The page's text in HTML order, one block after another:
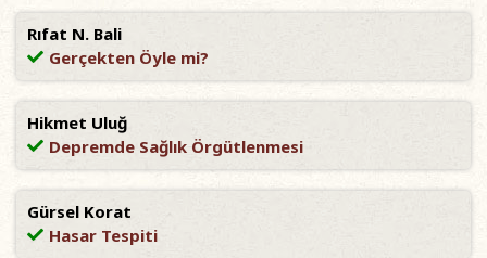
Rıfat N. Bali
Gerçekten Öyle mi?
Hikmet Uluğ
Depremde Sağlık Örgütlenmesi
Gürsel Korat
Hasar Tespiti